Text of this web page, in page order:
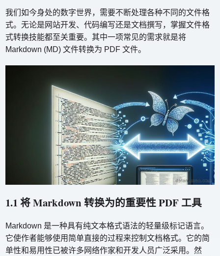
我们如今身处的数字世界，需要不断处理各种不同的文件格
式。无论是网站开发、代码编写还是文档撰写，掌握文件格
式转换技能都至关重要。其中一项常见的需求就是将
Markdown (MD) 文件转换为 PDF 文件。
1.1 将 Markdown 转换为的重要性 PDF 工具
Markdown 是一种具有纯文本格式语法的轻量级标记语言。
它使作者能够使用简单直接的过程来控制文档格式。它的简
单性和易用性已被许多网络作家和开发人员广泛采用。然